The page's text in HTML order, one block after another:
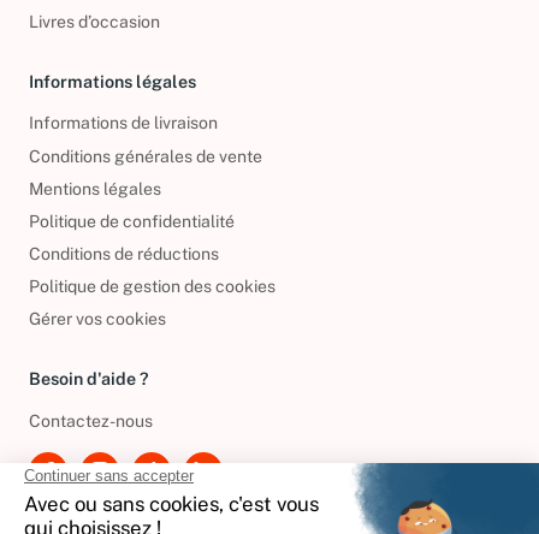
Livres d’occasion
Informations légales
Informations de livraison
Conditions générales de vente
Mentions légales
Politique de confidentialité
Conditions de réductions
Politique de gestion des cookies
Gérer vos cookies
Besoin d'aide ?
Contactez-nous
International